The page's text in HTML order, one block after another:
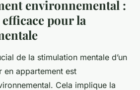
environnemental :
pour la
de la stimulation mentale d’un
en appartement est
Cela implique la